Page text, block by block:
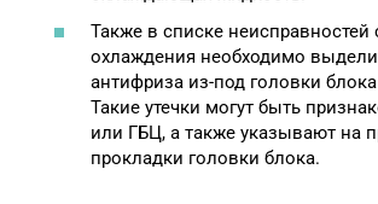
Также в списке неисправностей
охлаждения необходимо
антифриза из-под головки
Такие утечки могут быть
или ГБЦ, а также указывают на
прокладки головки блока.